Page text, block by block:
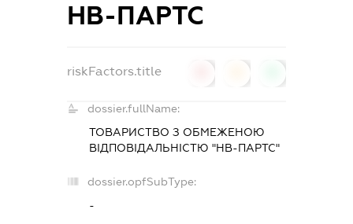
НВ-ПАРТС
riskFactors.title
dossier.fullName:
ТОВАРИСТВО З ОБМЕЖЕНОЮ
ВІДПОВІДАЛЬНІСТЮ "НВ-ПАРТС"
dossier.opfSubType:
-